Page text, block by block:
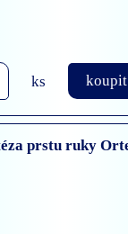
ks koupit